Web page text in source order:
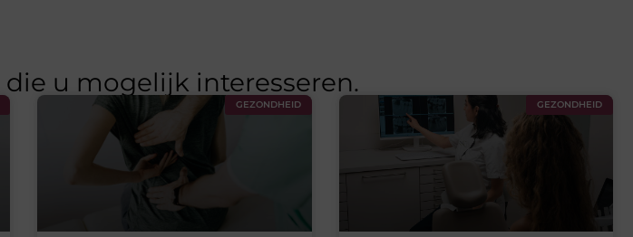
die u mogelijk interesseren.
GEZONDHEID GEZONDHEID